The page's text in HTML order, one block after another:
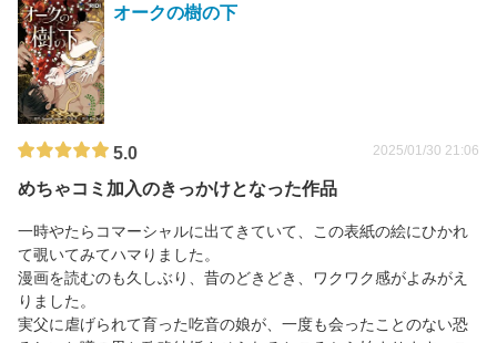
オークの樹の下
5.0 2025/01/30 21:06
めちゃコミ加入のきっかけとなった作品
一時やたらコマーシャルに出てきていて、この表紙の絵にひかれ
て覗いてみてハマりました。
漫画を読むのも久しぶり、昔のどきどき、ワクワク感がよみがえ
りました。
実父に虐げられて育った吃音の娘が、一度も会ったことのない恐